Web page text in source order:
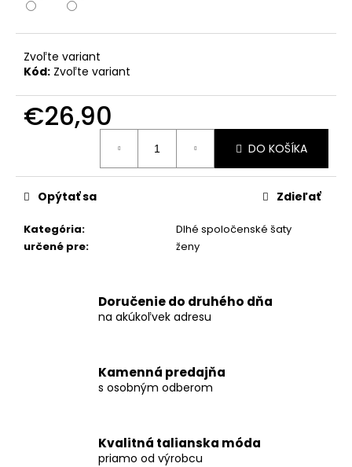
Zvoľte variant
Kód: Zvoľte variant
€26,90
DO KOŠÍKA
Kategória:
Dlhé spoločenské šaty
určené pre: ženy
Opýtať sa Zdieľať
Doručenie do druhého dňa
na akúkoľvek adresu
Kamenná predajňa
s osobným odberom
Kvalitná talianska móda
priamo od výrobcu